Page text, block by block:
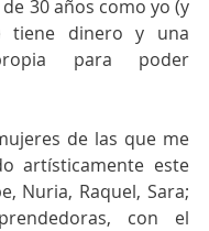
30 años como yo (y
tiene dinero y una
para poder
de las que me
artísticamente este
Nuria, Raquel, Sara;
con el